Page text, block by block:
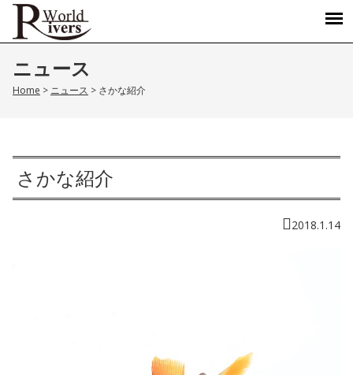
ニュース
Home > ニュース > さかな紹介
さかな紹介
2018.1.14